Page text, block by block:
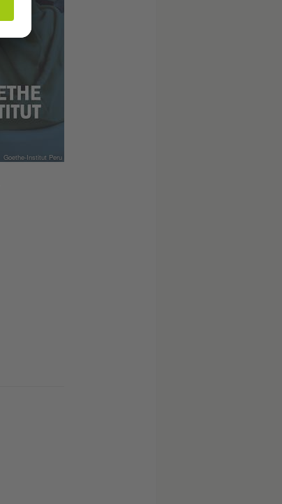
Goethe-Institut Peru